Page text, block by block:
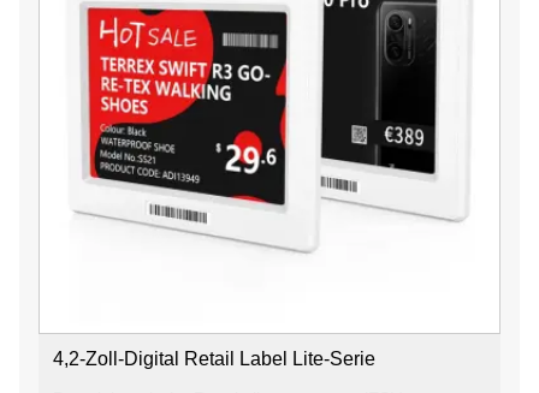
4,2-Zoll-Digital Retail Label Lite-Serie